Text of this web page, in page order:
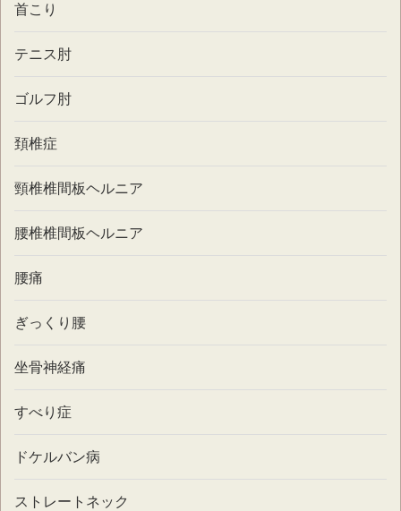
首こり
テニス肘
ゴルフ肘
頚椎症
頸椎椎間板ヘルニア
腰椎椎間板ヘルニア
腰痛
ぎっくり腰
坐骨神経痛
すべり症
ドケルバン病
ストレートネック